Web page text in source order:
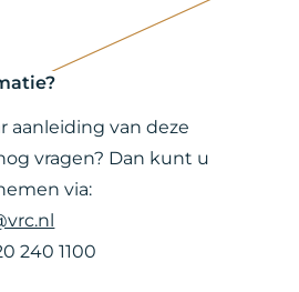
aanleiding van deze
vragen? Dan kunt u
via:
240 1100